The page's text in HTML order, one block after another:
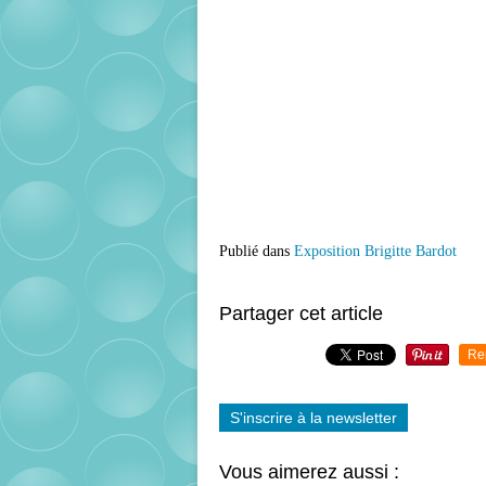
Publié dans Exposition Brigitte Bardot
Partager cet article
S'inscrire à la newsletter
Vous aimerez aussi :